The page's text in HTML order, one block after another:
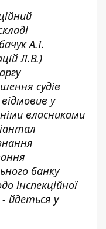
А.І.
Л.В.)
судів
у
власниками
банку
інспекційної
йдеться у